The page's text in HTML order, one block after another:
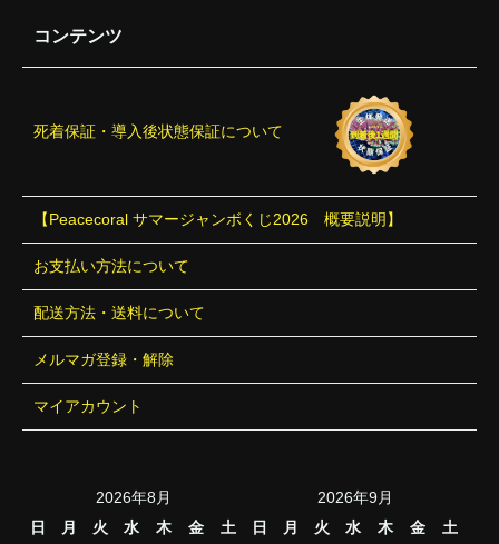
コンテンツ
死着保証・導入後状態保証について
【Peacecoral サマージャンボくじ2026 概要説明】
お支払い方法について
配送方法・送料について
メルマガ登録・解除
マイアカウント
2026年8月
日
月 火 水 木 金 土
2026年9月
日
月 火 水 木 金 土